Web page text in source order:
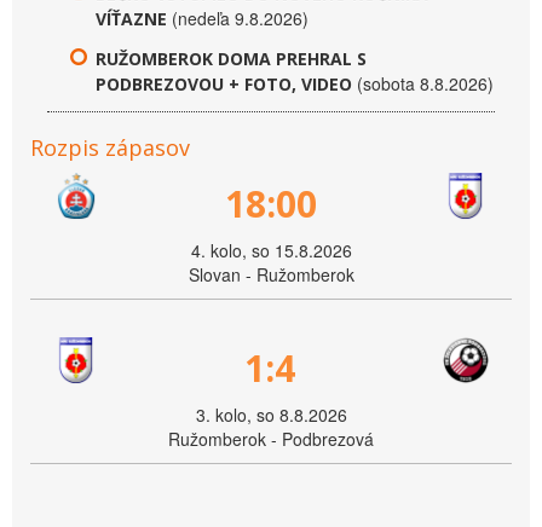
VÍŤAZNE (nedeľa 9.8.2026)
RUŽOMBEROK DOMA PREHRAL S
PODBREZOVOU + FOTO, VIDEO (sobota 8.8.2026)
Rozpis zápasov
18:00
4. kolo, so 15.8.2026
Slovan - Ružomberok
1:4
3. kolo, so 8.8.2026
Ružomberok - Podbrezová